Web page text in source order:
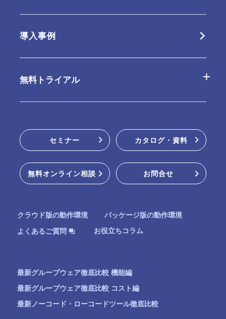
クラウド版の特長
連携ツール
クラウド版
販売パートナー
導入事例
無料トライアル
セミナー カタログ・資料
無料オンライン相談 お問合せ
クラウド版の動作環境
パッケージ版の動作環境
よくあるご質問
お役立ちコラム
最新グループウェア徹底比較 機能編
最新グループウェア徹底比較 コスト編
最新ノーコード・ローコードツール徹底比較